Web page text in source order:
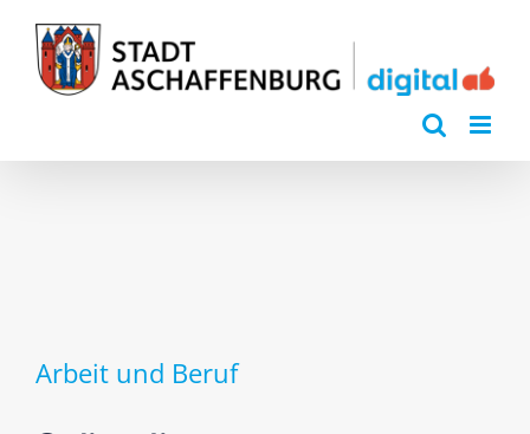
Inhalt
springen
Arbeit und Beruf